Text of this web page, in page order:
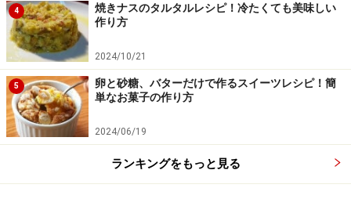
4
焼きナスのタルタルレシピ！冷たくても美味しい
作り方
2024/10/21
5
卵と砂糖、バターだけで作るスイーツレシピ！簡
単なお菓子の作り方
2024/06/19
ランキングをもっと見る